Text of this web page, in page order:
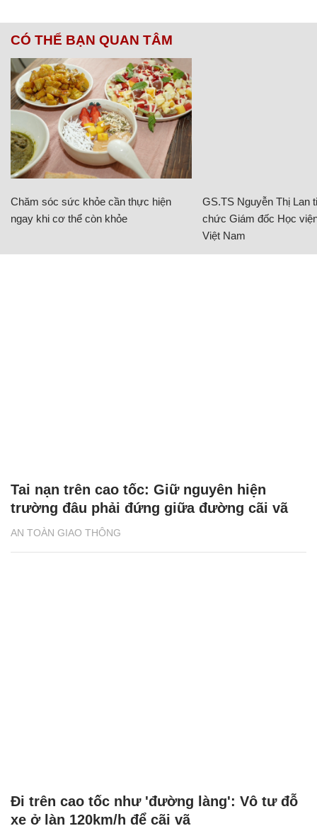
CÓ THỂ BẠN QUAN TÂM
Chăm sóc sức khỏe cần thực hiện
ngay khi cơ thể còn khỏe
GS.TS Nguyễn Thị Lan
chức Giám đốc Học
Việt Nam
AN TOÀN GIAO THÔNG
Tai nạn trên cao tốc: Giữ nguyên hiện
trường đâu phải đứng giữa đường cãi vã
Đi trên cao tốc như 'đường làng': Vô tư đỗ
xe ở làn 120km/h để cãi vã